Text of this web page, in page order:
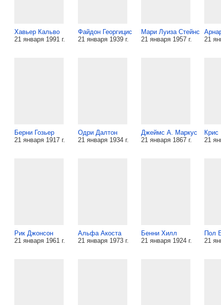
Хавьер Кальво
21 января 1991 г.
Файдон Георгицис
21 января 1939 г.
Мари Луиза Стейнс
21 января 1957 г.
21
Берни Гозьер
21 января 1917 г.
Одри Далтон
21 января 1934 г.
Джеймс А. Маркус
21 января 1867 г.
Крис
21
Рик Джонсон
21 января 1961 г.
Альфа Акоста
21 января 1973 г.
Бенни Хилл
21 января 1924 г.
Пол
21